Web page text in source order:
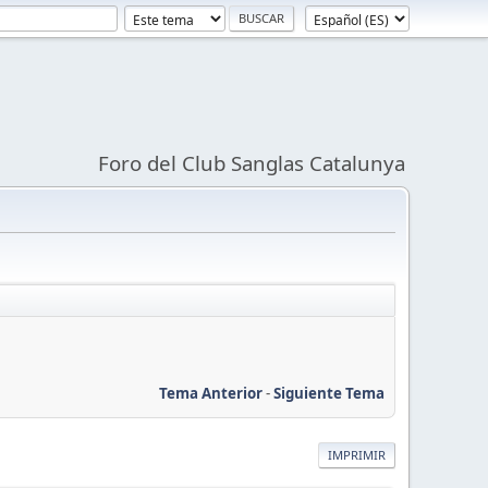
Foro del Club Sanglas Catalunya
Tema Anterior-Siguiente Tema
IMPRIMIR